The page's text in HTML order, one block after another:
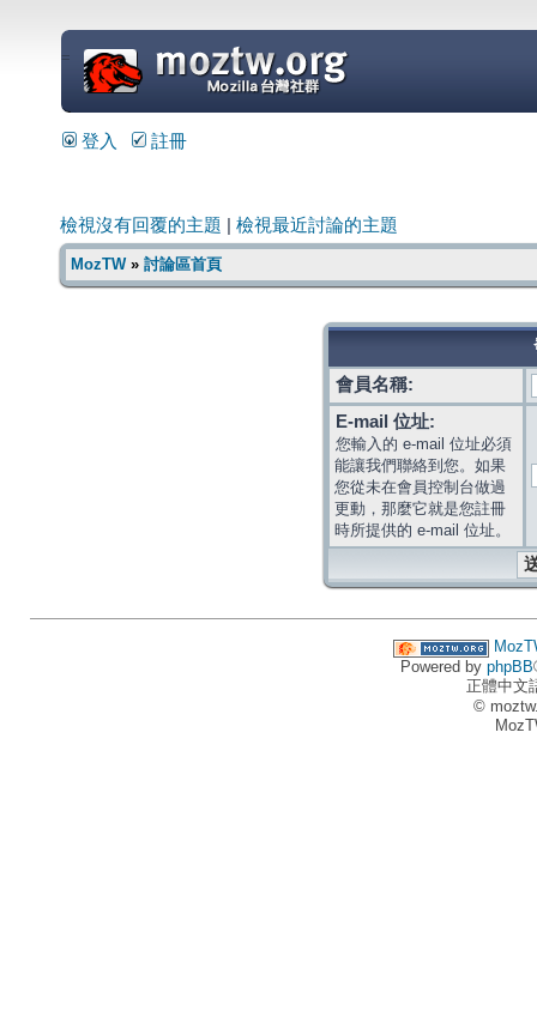
=
登入 註冊
檢視沒有回覆的主題 檢視最近討論的主題
MozTW» 討論區首頁
會員名稱:
E-mail 位址:
您輸入的 e-mail 位址必須
能讓我們聯絡到您。如果
您從未在會員控制台做過
更動，那麼它就是您註冊
時所提供的 e-mail 位址。
Powered by phpBB
正體中文
©